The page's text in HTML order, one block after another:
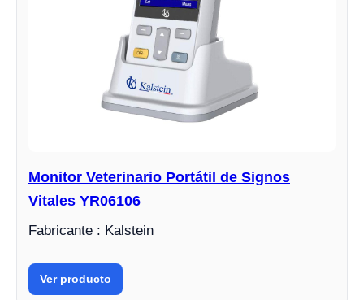
Monitor Veterinario Portátil de Signos
Vitales YR06106
Fabricante : Kalstein
Ver producto